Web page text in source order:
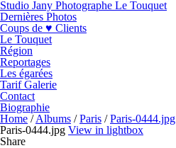
Studio Jany Photographe Le Touquet
Dernières Photos
Coups de ♥ Clients
Le Touquet
Région
Reportages
Les égarées
Tarif Galerie
Contact
Biographie
Home /Albums /Paris /Paris-0444.jpg
Paris-0444.jpg View in lightbox
Share